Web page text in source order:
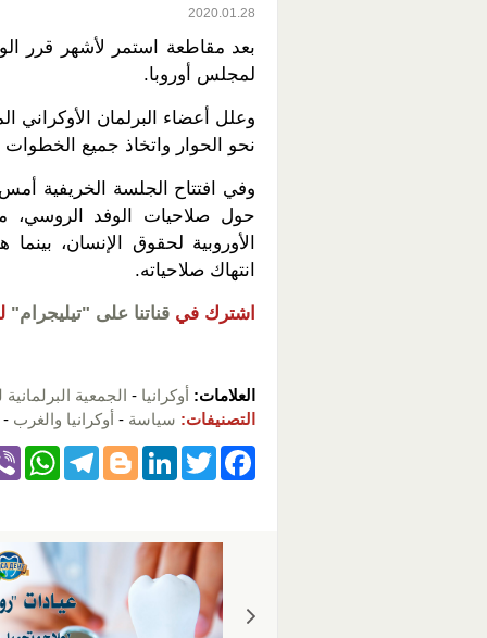
2020.01.28
بعد مقاطعة استمر لأشهر قرر
لمجلس أوروبا.
وعلل أعضاء البرلمان
نحو الحوار واتخاذ جميع الخطوات
وفي افتتاح الجلسة الخريفية
حول صلاحيات الوفد الروسي،
الأوروبية لحقوق الإنسان،
انتهاك صلاحياته.
اشترك في قناتنا على "تيليجرام"
العلامات: أوكرانيا - الجمعية
التصنيفات: سياسة - أوكرانيا والغرب -
F
b
T
er
Li
e
dI
Bl
er
T
gr
a
s
A